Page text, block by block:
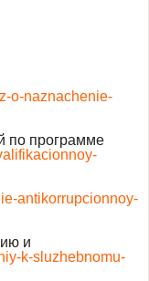
o-naznachenie-
по программе
antikorrupcionnoy-
и
k-sluzhebnomu-